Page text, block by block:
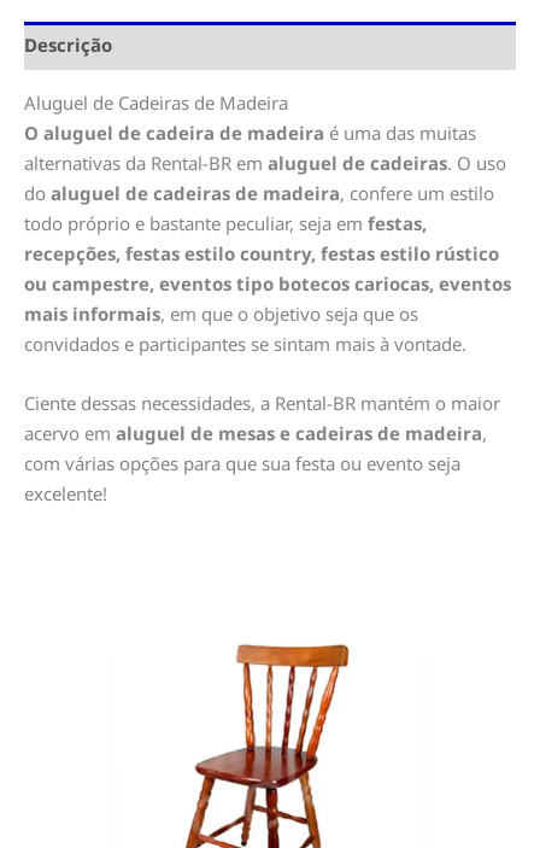
Descrição
Aluguel de Cadeiras de Madeira
O aluguel de cadeira de madeira é uma das muitas
alternativas da Rental-BR em aluguel de cadeiras. O uso
do aluguel de cadeiras de madeira, confere um estilo
todo próprio e bastante peculiar, seja em festas,
recepções, festas estilo country, festas estilo rústico
ou campestre, eventos tipo botecos cariocas, eventos
mais informais, em que o objetivo seja que os
convidados e participantes se sintam mais à vontade.
Ciente dessas necessidades, a Rental-BR mantém o maior
acervo em aluguel de mesas e cadeiras de madeira,
com várias opções para que sua festa ou evento seja
excelente!